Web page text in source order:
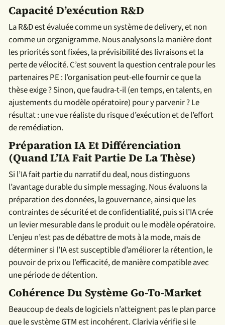
Capacité D’exécution R&D
La R&D est évaluée comme un système de delivery, et non
comme un organigramme. Nous analysons la manière dont
les priorités sont fixées, la prévisibilité des livraisons et la
perte de vélocité. C’est souvent la question centrale pour les
partenaires PE : l’organisation peut-elle fournir ce que la
thèse exige ? Sinon, que faudra-t-il (en temps, en talents, en
ajustements du modèle opératoire) pour y parvenir ? Le
résultat : une vue réaliste du risque d’exécution et de l’effort
de remédiation.
Préparation IA Et Différenciation
(quand L’IA Fait Partie De La Thèse)
Si l’IA fait partie du narratif du deal, nous distinguons
l’avantage durable du simple messaging. Nous évaluons la
préparation des données, la gouvernance, ainsi que les
contraintes de sécurité et de confidentialité, puis si l’IA crée
un levier mesurable dans le produit ou le modèle opératoire.
L’enjeu n’est pas de débattre de mots à la mode, mais de
déterminer si l’IA est susceptible d’améliorer la rétention, le
pouvoir de prix ou l’efficacité, de manière compatible avec
une période de détention.
Cohérence Du Système Go-To-Market
Beaucoup de deals de logiciels n’atteignent pas le plan parce
que le système GTM est incohérent. Clarivia vérifie si le